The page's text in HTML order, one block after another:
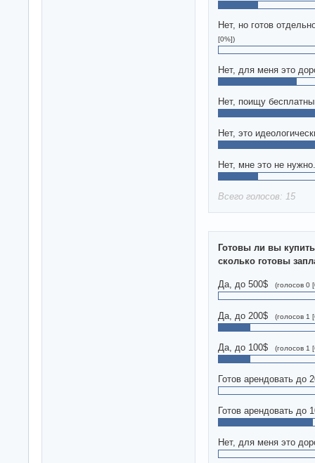
Нет, но готов
[0%])
Нет, для меня это
Нет, поищу
Нет, это
Нет, мне это не нужно.
Всего голосов: 15
Готовы ли вы
сколько готовы
Да, до 500$ (голосов 0
Да, до 200$ (голосов 1
Да, до 100$ (голосов 1
Готов арендовать до
Готов арендовать до
Нет, для меня это